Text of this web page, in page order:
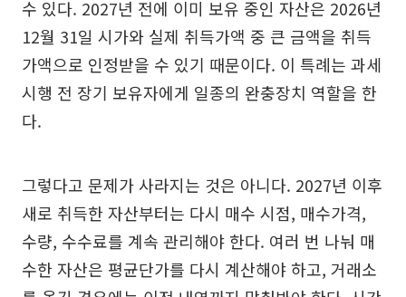
수 있다. 2027년 전에 이미 보유 중인 자산은 2026년
12월 31일 시가와 실제 취득가액 중 큰 금액을 취득
가액으로 인정받을 수 있기 때문이다. 이 특례는 과세
시행 전 장기 보유자에게 일종의 완충장치 역할을 한
다.
그렇다고 문제가 사라지는 것은 아니다. 2027년 이후
새로 취득한 자산부터는 다시 매수 시점, 매수가격,
수량, 수수료를 계속 관리해야 한다. 여러 번 나눠 매
수한 자산은 평균단가를 다시 계산해야 하고, 거래소